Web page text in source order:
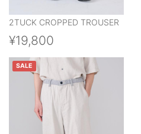
2TUCK CROPPED TROUSER
¥19,800
SALE